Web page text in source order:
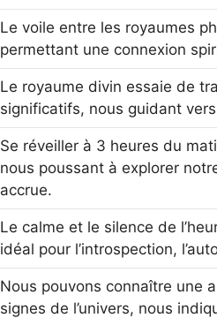
Le voile entre les royaumes
permettant une connexion
Le royaume divin essaie de
significatifs, nous guidant
Se réveiller à 3 heures du
nous poussant à explorer
accrue.
Le calme et le silence de
idéal pour l’introspection,
Nous pouvons connaître une
signes de l’univers, nous